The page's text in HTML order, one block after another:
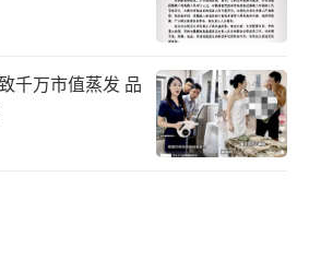
千万市值蒸发 品